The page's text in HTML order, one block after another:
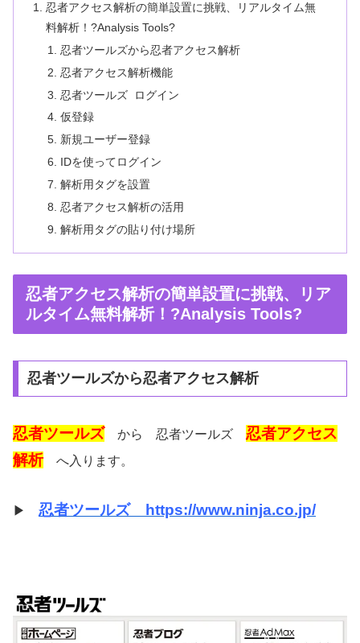
忍者アクセス解析の簡単設置に挑戦、リアルタイム無
料解析！?Analysis Tools?
忍者ツールズから忍者アクセス解析
忍者アクセス解析機能
忍者ツールズ ログイン
仮登録
新規ユーザー登録
IDを使ってログイン
解析用タグを設置
忍者アクセス解析の活用
解析用タグの貼り付け場所
忍者アクセス解析の簡単設置に挑戦、リア
ルタイム無料解析！?Analysis Tools?
忍者ツールズから忍者アクセス解析
忍者ツールズ から 忍者ツールズ 忍者アクセス
解析へ入ります。
▶ 忍者ツールズ https://www.ninja.co.jp/